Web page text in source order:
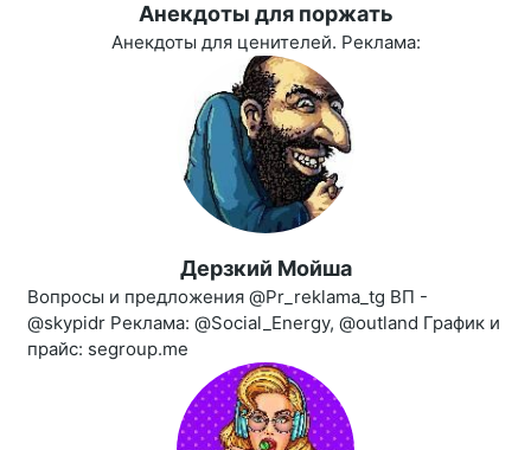
Aнекдоты для поржать
Анекдоты для ценителей. Реклама:
Дерзкий Мойша
Вопросы и предложения @Pr_reklama_tg ВП -
@skypidr Реклама: @Social_Energy, @outland График и
прайс: segroup.me